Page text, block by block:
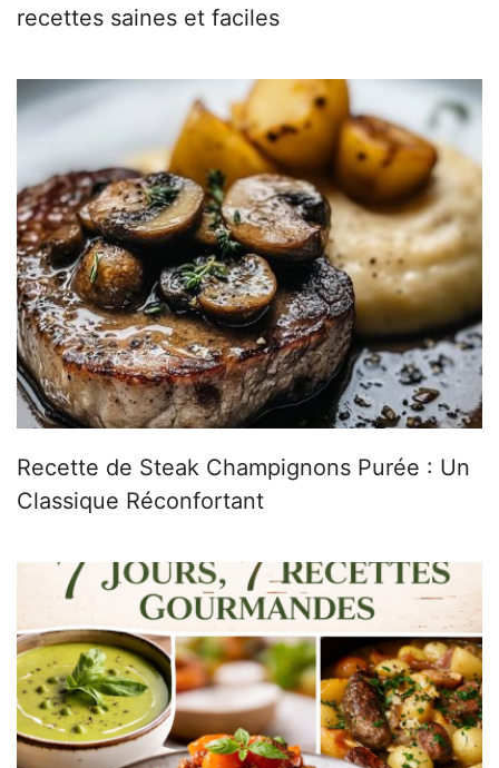
recettes saines et faciles
Recette de Steak Champignons Purée : Un
Classique Réconfortant